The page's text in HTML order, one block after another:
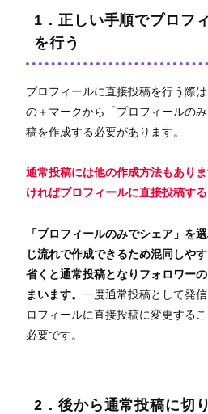
1．正しい手順でプロフ
を行う
プロフィールに直接投稿を行う際
の＋マークから「プロフィールの
稿を作成する必要があります。
通常投稿には他の作成方法もあり
ければプロフィールに直接投稿する
「プロフィールのみでシェア」を
じ流れで作成できるため混同しや
省くと通常投稿となりフォロワー
まいます。 一度通常投稿として発
ロフィールに直接投稿に変更する
必要です。
2．後から通常投稿に切